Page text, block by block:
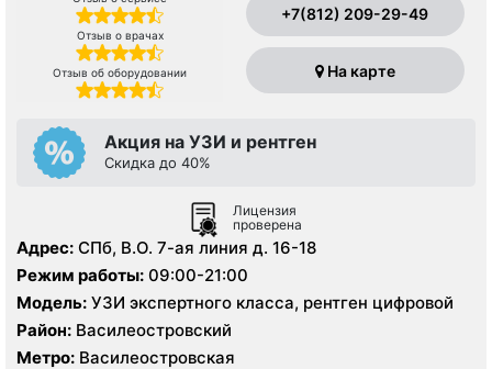
Отзыв о врачах
Отзыв об оборудовании
+7(812) 209-29-49
На карте
Акция на УЗИ и рентген
Скидка до 40%
Лицензия
проверена
Адрес: СПб, В.О. 7-ая линия д. 16-18
Режим работы: 09:00-21:00
Модель: УЗИ экспертного класса, рентген цифровой
Район: Василеостровский
Метро: Василеостровская